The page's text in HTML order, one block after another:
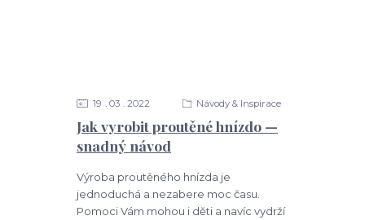
Jak vyrobit proutěné hnízdo —
snadný návod
19 03 2022 Návody & Inspirace
Výroba proutěného hnízda je
jednoduchá a nezabere moc času.
Pomoci Vám mohou i děti a navíc vydrží